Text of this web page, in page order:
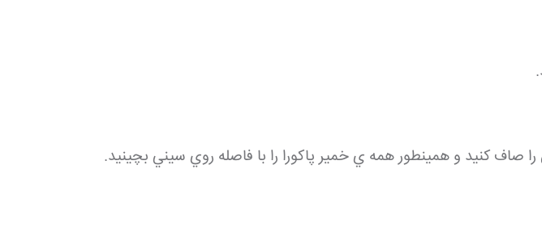
كنيد و همينطور همه ي خمير پاكورا را با فاصله روي سيني بچينيد.